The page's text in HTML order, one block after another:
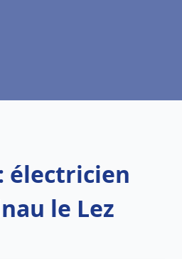
électricien
le Lez